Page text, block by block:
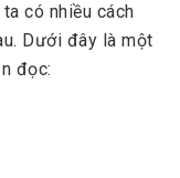
có nhiều cách
Dưới đây là một
đọc: